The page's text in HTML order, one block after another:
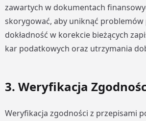
zawartych w dokumentach
skorygować, aby uniknąć
dokładność w korekcie bieżących
kar podatkowych oraz utrzymania
3. Weryfikacja
Weryfikacja zgodności z przepisami